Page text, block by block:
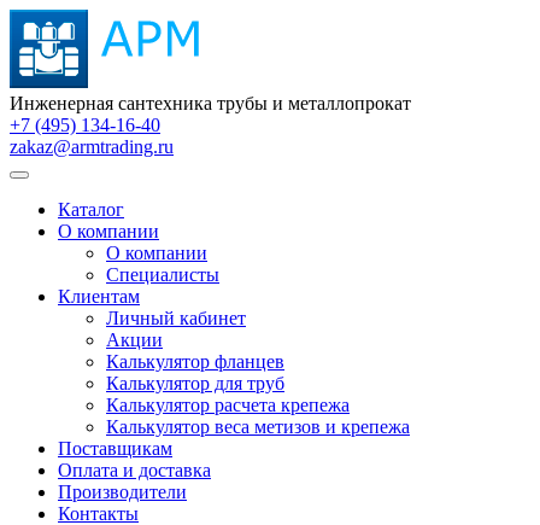
Инженерная сантехника трубы и металлопрокат
+7 (495) 134-16-40
zakaz@armtrading.ru
Каталог
О компании
О компании
Специалисты
Клиентам
Личный кабинет
Акции
Калькулятор фланцев
Калькулятор для труб
Калькулятор расчета крепежа
Калькулятор веса метизов и крепежа
Поставщикам
Оплата и доставка
Производители
Контакты